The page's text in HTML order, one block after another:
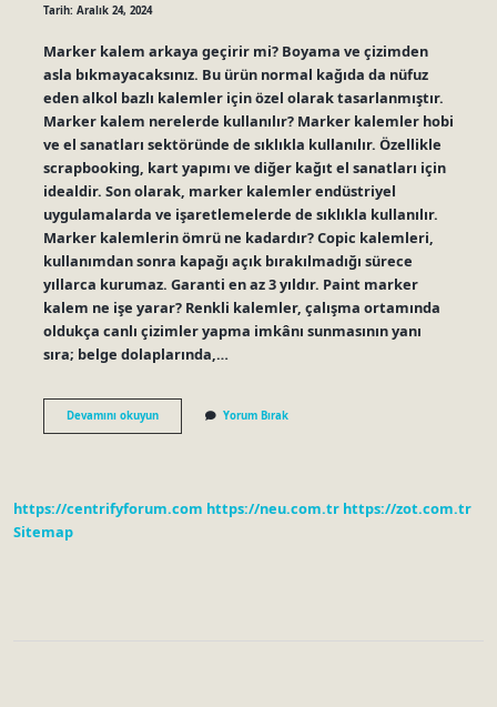
Tarih: Aralık 24, 2024
Marker kalem arkaya geçirir mi? Boyama ve çizimden
asla bıkmayacaksınız. Bu ürün normal kağıda da nüfuz
eden alkol bazlı kalemler için özel olarak tasarlanmıştır.
Marker kalem nerelerde kullanılır? Marker kalemler hobi
ve el sanatları sektöründe de sıklıkla kullanılır. Özellikle
scrapbooking, kart yapımı ve diğer kağıt el sanatları için
idealdir. Son olarak, marker kalemler endüstriyel
uygulamalarda ve işaretlemelerde de sıklıkla kullanılır.
Marker kalemlerin ömrü ne kadardır? Copic kalemleri,
kullanımdan sonra kapağı açık bırakılmadığı sürece
yıllarca kurumaz. Garanti en az 3 yıldır. Paint marker
kalem ne işe yarar? Renkli kalemler, çalışma ortamında
oldukça canlı çizimler yapma imkânı sunmasının yanı
sıra; belge dolaplarında,…
Devamını okuyunMarker
Kalem
Yorum Bırak
https://centrifyforum.com https://neu.com.tr https://zot.com.tr
Sitemap